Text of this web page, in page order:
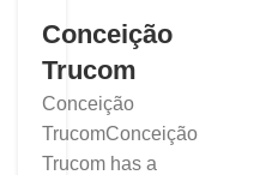
Conceição
Trucom
Conceição
TrucomConceição
Trucom has a